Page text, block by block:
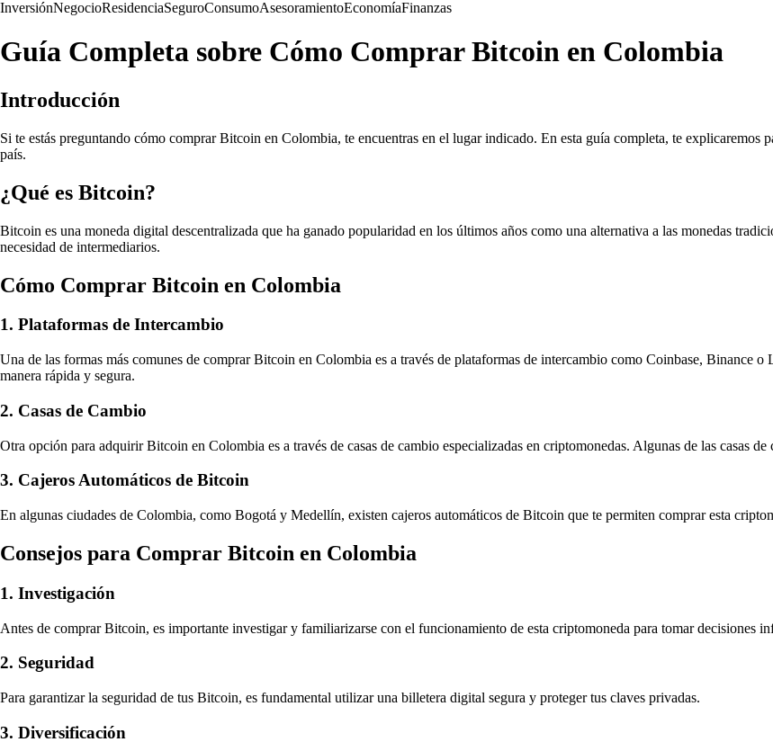
InversiónNegocioResidenciaSeguroConsumoAsesoramientoEconomíaFinanzas
Guía Completa sobre Cómo Comprar Bitcoin en Colombia
Introducción
Si te estás preguntando cómo comprar Bitcoin en Colombia, te encuentras en el lugar indicado. En esta guía completa, te explicaremos
país.
¿Qué es Bitcoin?
Bitcoin es una moneda digital descentralizada que ha ganado popularidad en los últimos años como una alternativa a las monedas
necesidad de intermediarios.
Cómo Comprar Bitcoin en Colombia
1. Plataformas de Intercambio
Una de las formas más comunes de comprar Bitcoin en Colombia es a través de plataformas de intercambio como Coinbase, Binance
manera rápida y segura.
2. Casas de Cambio
Otra opción para adquirir Bitcoin en Colombia es a través de casas de cambio especializadas en criptomonedas. Algunas de las casas
3. Cajeros Automáticos de Bitcoin
En algunas ciudades de Colombia, como Bogotá y Medellín, existen cajeros automáticos de Bitcoin que te permiten comprar esta
Consejos para Comprar Bitcoin en Colombia
1. Investigación
Antes de comprar Bitcoin, es importante investigar y familiarizarse con el funcionamiento de esta criptomoneda para tomar decisiones
2. Seguridad
Para garantizar la seguridad de tus Bitcoin, es fundamental utilizar una billetera digital segura y proteger tus claves privadas.
3. Diversificación